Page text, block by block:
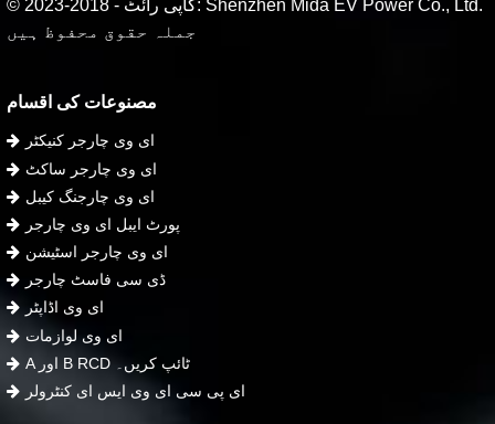
© کاپی رائٹ - 2018-2023: Shenzhen Mida EV Power Co., Ltd.
جملہ حقوق محفوظ ہیں
مصنوعات کی اقسام
ای وی چارجر کنیکٹر
ای وی چارجر ساکٹ
ای وی چارجنگ کیبل
پورٹ ایبل ای وی چارجر
ای وی چارجر اسٹیشن
ڈی سی فاسٹ چارجر
ای وی اڈاپٹر
ای وی لوازمات
A اور B RCD ٹائپ کریں۔
ای پی سی ای وی ایس ای کنٹرولر